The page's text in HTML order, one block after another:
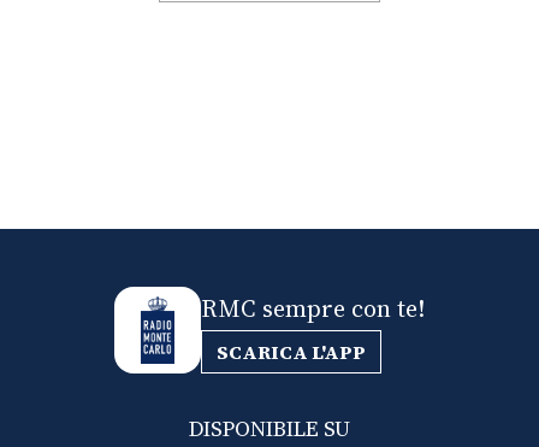
RMC sempre con te!
SCARICA L'APP
DISPONIBILE SU